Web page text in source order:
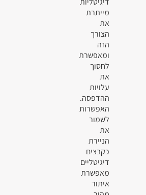
מייתרת
את
הצורך
הזה
ומאפשרת
לחסוך
את
עלויות
ההדפסה.
האפשרות
לשמור
את
הניירת
כקבצים
דיגיטליים
מאפשרת
איתור